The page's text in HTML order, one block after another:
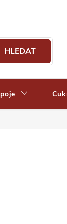
kladené otázky
HLEDAT